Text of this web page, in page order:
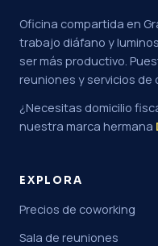
Oficina compartida en
trabajo diáfano y
ser más productivo.
reuniones y servicios de
¿Necesitas domicilio
nuestra marca hermana
EXPLORA
Precios de coworking
Sala de reuniones